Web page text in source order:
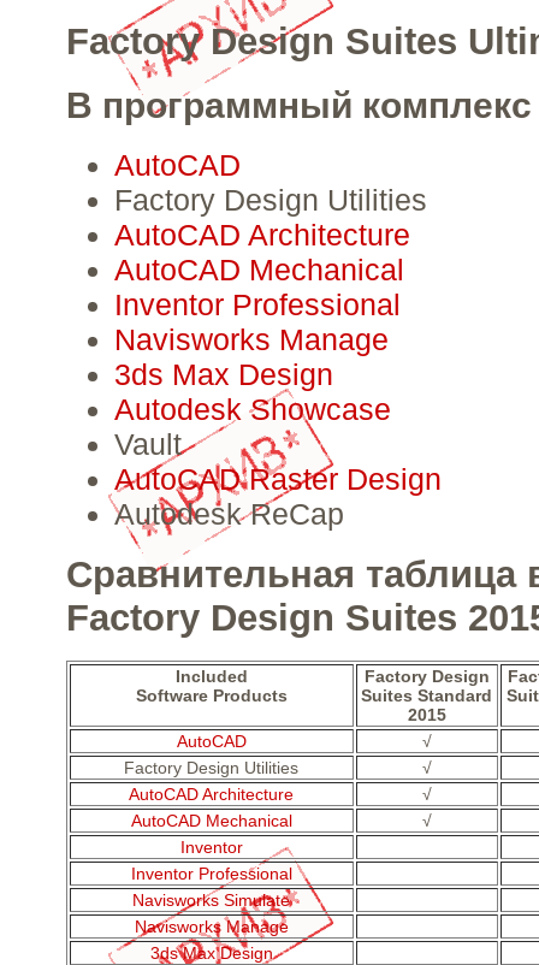
Factory Design Suites
В программный комплекс
AutoCAD
Factory Design Utilities
AutoCAD Architecture
AutoCAD Mechanical
Inventor Professional
Navisworks Manage
3ds Max Design
Autodesk Showcase
Vault
AutoCAD Raster Design
Autodesk ReCap
Сравнительная таблица
Factory Design Suites
Included
Software Products
Factory Design
Suites Standard
2015
AutoCAD
√
Factory Design Utilities
√
AutoCAD Architecture
√
AutoCAD Mechanical
√
Inventor
Inventor Professional
Navisworks Simulate
Navisworks Manage
3ds Max Design